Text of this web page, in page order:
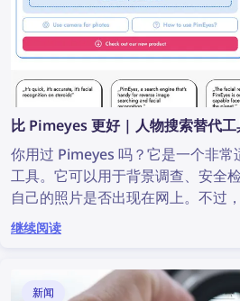
比 Pimeyes 更好 | 人物搜索替代工
你用过 Pimeyes 吗？它是一个非常
工具。它可以用于背景调查、安全
自己的照片是否出现在网上。不过
唯一的在线人脸搜索工具。在本文
效的 Pimeyes 替代工具。
继续阅读
新闻